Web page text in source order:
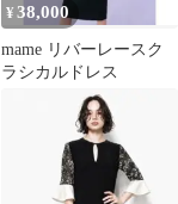
¥ 38,000
mame リバーレースク
ラシカルドレス